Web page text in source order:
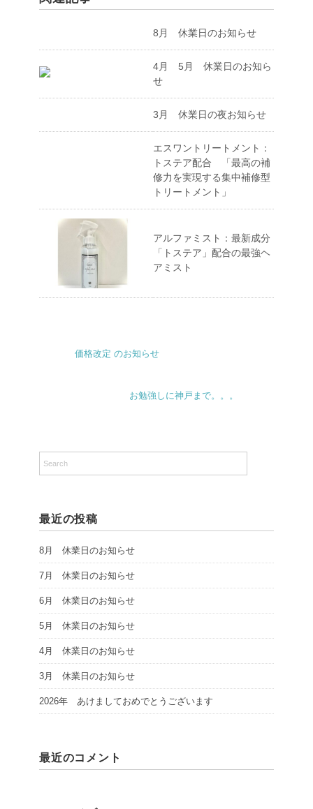
8月 休業日のお知らせ
4月 5月 休業日のお知ら
せ
3月 休業日の夜お知らせ
エスワントリートメント：
トステア配合 「最高の補
修力を実現する集中補修型
トリートメント」
アルファミスト：最新成分
「トステア」配合の最強ヘ
アミスト
価格改定 のお知らせ
お勉強しに神戸まで。。。
最近の投稿
8月 休業日のお知らせ
7月 休業日のお知らせ
6月 休業日のお知らせ
5月 休業日のお知らせ
4月 休業日のお知らせ
3月 休業日のお知らせ
2026年 あけましておめでとうございます
最近のコメント